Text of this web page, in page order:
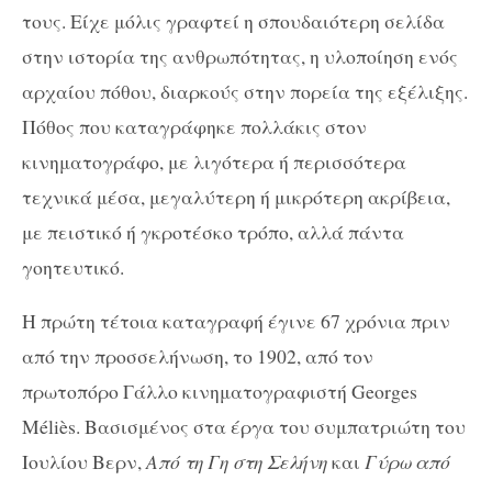
τους. Είχε μόλις γραφτεί η σπουδαιότερη σελίδα
στην ιστορία της ανθρωπότητας, η υλοποίηση ενός
αρχαίου πόθου, διαρκούς στην πορεία της εξέλιξης.
Πόθος που καταγράφηκε πολλάκις στον
κινηματογράφο, με λιγότερα ή περισσότερα
τεχνικά μέσα, μεγαλύτερη ή μικρότερη ακρίβεια,
με πειστικό ή γκροτέσκο τρόπο, αλλά πάντα
γοητευτικό.
Η πρώτη τέτοια καταγραφή έγινε 67 χρόνια πριν
από την προσσελήνωση, το 1902, από τον
πρωτοπόρο Γάλλο κινηματογραφιστή Georges
Méliès. Βασισμένος στα έργα του συμπατριώτη του
Ιουλίου Βερν,Από τη Γη στη Σελήνηκαι Γύρω από